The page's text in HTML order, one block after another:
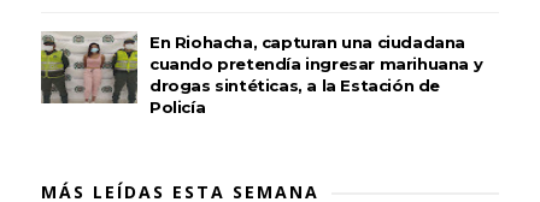
En Riohacha, capturan una ciudadana
cuando pretendía ingresar marihuana y
drogas sintéticas, a la Estación de
Policía
MÁS LEÍDAS ESTA SEMANA